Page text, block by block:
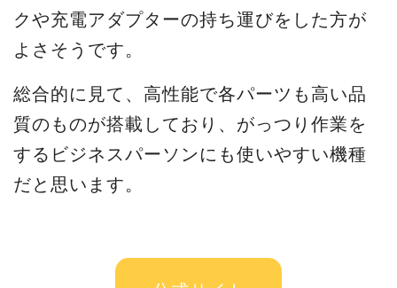
クや充電アダプターの持ち運びをした方が
よさそうです。
総合的に見て、高性能で各パーツも高い品
質のものが搭載しており、がっつり作業を
するビジネスパーソンにも使いやすい機種
だと思います。